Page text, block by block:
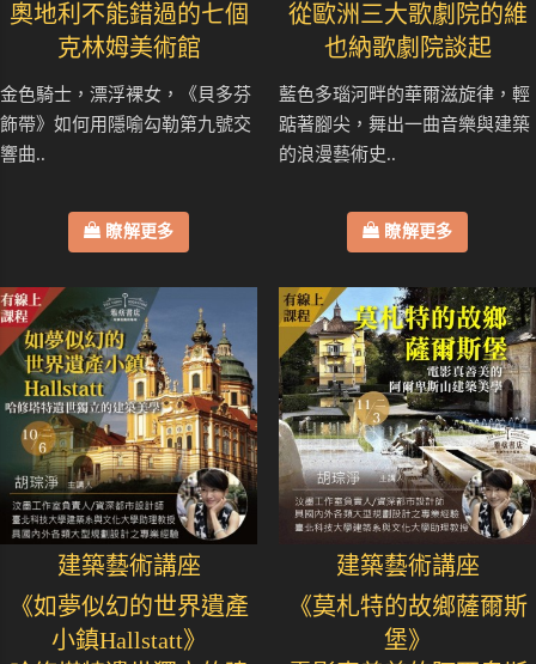
奧地利不能錯過的七個
克林姆美術館
金色騎士，漂浮裸女，《貝多芬
飾帶》如何用隱喻勾勒第九號交
響曲..
瞭解更多
從歐洲三大歌劇院的維
也納歌劇院談起
藍色多瑙河畔的華爾滋旋律，輕
踮著腳尖，舞出一曲音樂與建築
的浪漫藝術史..
瞭解更多
建築藝術講座
《如夢似幻的世界遺產
小鎮Hallstatt》
建築藝術講座
《莫札特的故鄉薩爾斯
堡》